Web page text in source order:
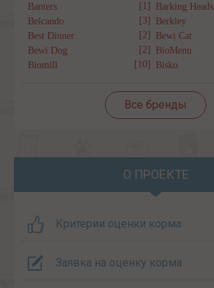
Banters
[1] Barking Heads
Belcando
[3] Berkley
Best Dinner
[2] Bewi Cat
Bewi Dog
[2] BioMenu
Biomill
[10] Bisko
Все бренды
О ПРОЕКТЕ
Критерии оценки корма
Заявка на оценку корма